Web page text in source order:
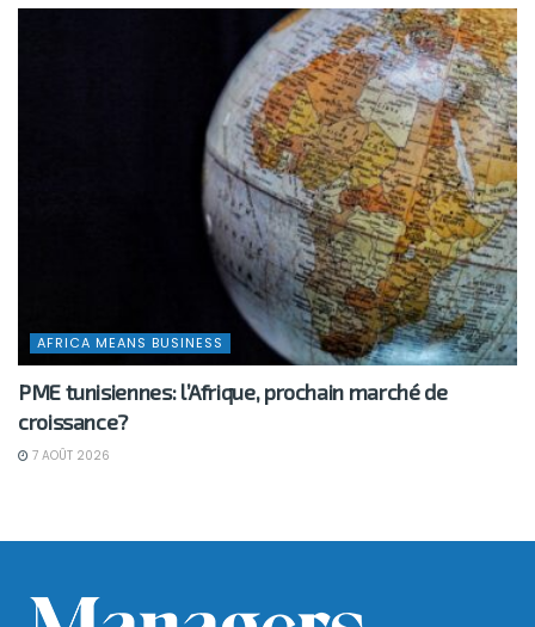
AFRICA MEANS BUSINESS
PME tunisiennes: l’Afrique, prochain marché de
croissance?
7 AOÛT 2026